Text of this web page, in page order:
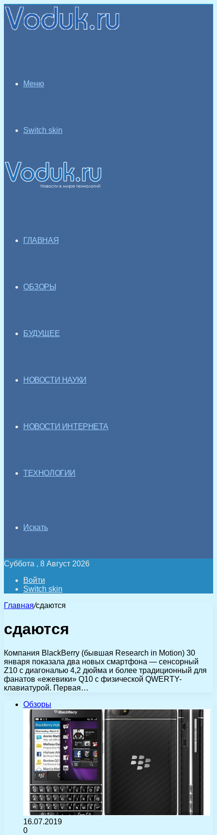
Меню
Switch skin
ГЛАВНАЯ
ОБЗОРЫ
БУДУЩЕЕ
НОВОСТИ НАУКИ
НОВОСТИ ИНТЕРНЕТА
ТЕХНОЛОГИИ
Искать
Суббота , 8 Август 2026
Войти
Switch skin
Главная/сдаются
сдаются
Компания BlackBerry (бывшая Research in Motion) 30
января показала два новых смартфона — сенсорный
Z10 с диагональю 4,2 дюйма и более традиционный для
фанатов «ежевики» Q10 с физической QWERTY-
клавиатурой. Первая…
Обзоры
16.07.2019
0